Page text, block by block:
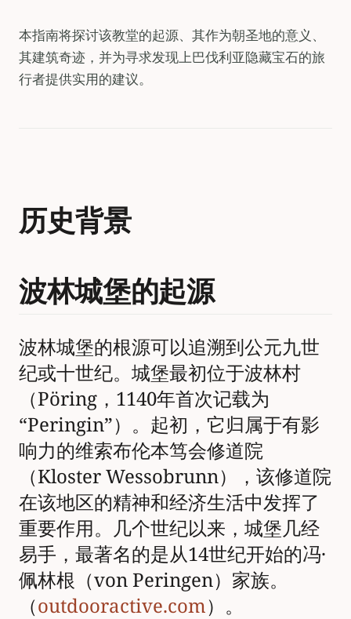
本指南将探讨该教堂的起源、其作为朝圣地的意义、
其建筑奇迹，并为寻求发现上巴伐利亚隐藏宝石的旅
行者提供实用的建议。
历史背景
波林城堡的起源
波林城堡的根源可以追溯到公元九世
纪或十世纪。城堡最初位于波林村
（Pöring，1140年首次记载为
“Peringin”）。起初，它归属于有影
响力的维索布伦本笃会修道院
（Kloster Wessobrunn），该修道院
在该地区的精神和经济生活中发挥了
重要作用。几个世纪以来，城堡几经
易手，最著名的是从14世纪开始的冯·
佩林根（von Peringen）家族。
（outdooractive.com）。